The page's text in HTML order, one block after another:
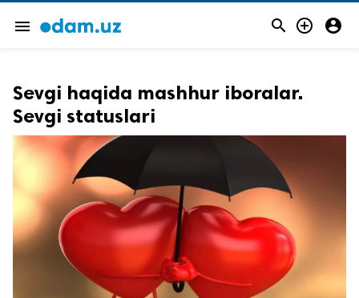
menu   
Sevgi haqida mashhur iboralar.
Sevgi statuslari